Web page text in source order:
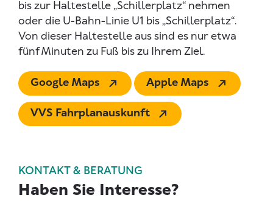
bis zur Haltestelle „Schillerplatz“ nehmen
oder die U-Bahn-Linie U1 bis „Schillerplatz“.
Von dieser Haltestelle aus sind es nur etwa
fünf Minuten zu Fuß bis zu Ihrem Ziel.
Google Maps Apple Maps
VVS Fahrplanauskunft
KONTAKT & BERATUNG
Haben Sie Interesse?